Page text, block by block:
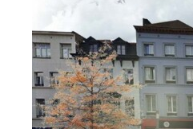
Photo : Bruxelles-Ville